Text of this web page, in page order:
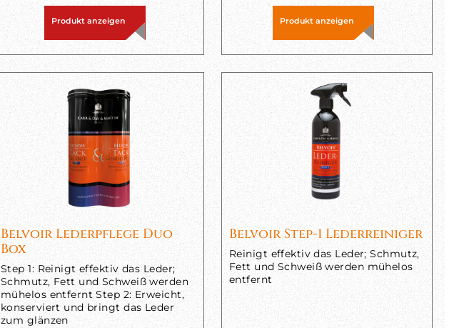
Produkt anzeigen Produkt anzeigen
Belvoir Lederpflege Duo
Box
Step 1: Reinigt effektiv das Leder;
Schmutz, Fett und Schweiß werden
mühelos entfernt Step 2: Erweicht,
konserviert und bringt das Leder
zum glänzen
Belvoir Step-1 Lederreiniger
Reinigt effektiv das Leder; Schmutz,
Fett und Schweiß werden mühelos
entfernt